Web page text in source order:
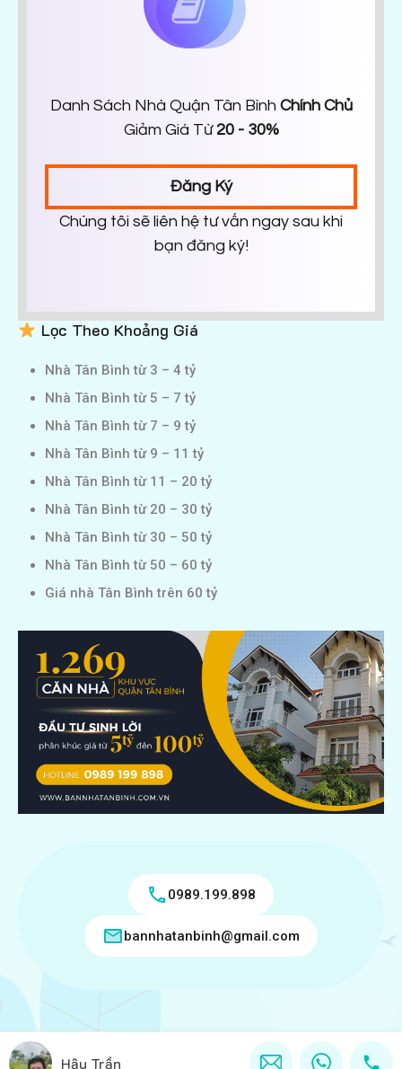
Danh Sách Nhà Quận Tân Bình Chính Chủ
Giảm Giá Từ 20 - 30%
Đăng Ký
Chúng tôi sẽ liên hệ tư vấn ngay sau khi
bạn đăng ký!
Lọc Theo Khoảng Giá
Nhà Tân Bình từ 3 – 4 tỷ
Nhà Tân Bình từ 5 – 7 tỷ
Nhà Tân Bình từ 7 – 9 tỷ
Nhà Tân Bình từ 9 – 11 tỷ
Nhà Tân Bình từ 11 – 20 tỷ
Nhà Tân Bình từ 20 – 30 tỷ
Nhà Tân Bình từ 30 – 50 tỷ
Nhà Tân Bình từ 50 – 60 tỷ
Giá nhà Tân Bình trên 60 tỷ
0989.199.898
bannhatanbinh@gmail.com
Copyright © 2018 - 2026 Bán nhà tân bình Ghi rõ nguồn
"Bannhatanbinh.com.vn" khi phát hành lại thông tin từ website
Hậu Trần